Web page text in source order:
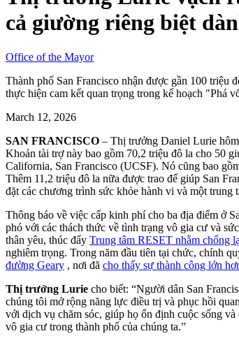
cả giường riêng biệt
Office of the Mayor
Thành phố San Francisco nhận được gần 100 triệu
thực hiện cam kết quan trọng trong kế hoạch "Phá
March 12, 2026
SAN FRANCISCO – Thị trưởng Daniel Lurie
Khoản tài trợ này bao gồm 70,2 triệu đô la cho 50
California, San Francisco (UCSF). Nó cũng bao
Thêm 11,2 triệu đô la nữa được trao để giúp San
đặt các chương trình sức khỏe hành vi và một trung
Thông báo về việc cấp kinh phí cho ba địa điểm ở
phó với các thách thức về tình trạng vô gia cư và
thân yêu, thúc đẩy Trung tâm RESET nhằm chống
nghiêm trọng. Trong năm đầu tiên tại chức, chính
đường Geary , nơi đã cho thấy sự thành công lớn
Thị trưởng Lurie cho biết: “Người dân San
chúng tôi mở rộng năng lực điều trị và phục hồi
với dịch vụ chăm sóc, giúp họ ổn định cuộc sống
vô gia cư trong thành phố của chúng ta.”